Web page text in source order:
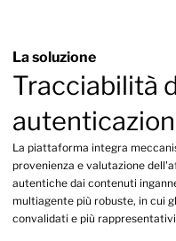
La soluzione
Tracciabilità
La piattaforma integra
provenienza e valutazione
autentiche dai contenuti
multiagente più robuste, in cui
convalidati e più